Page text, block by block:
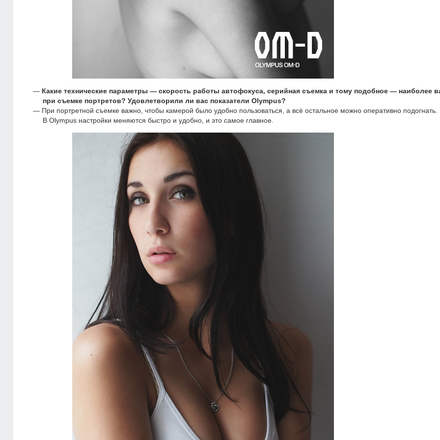
Какие технические параметры — скорость работы автофокуса, серийная съемка и тому подобное — наиболее
при съемке портретов? Удовлетворили ли вас показатели Olympus?
При портретной съемке важно, чтобы камерой было удобно пользоваться, а всё остальное можно оперативно подогнать.
В Olympus настройки меняются быстро и удобно, и это самое главное.